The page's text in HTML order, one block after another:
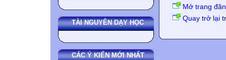
TÀI NGUYÊN DẠY HỌC
CÁC Ý KIẾN MỚI NHẤT
Mở trang
Quay trở lại